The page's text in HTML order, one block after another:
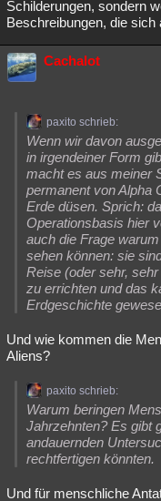
Schilderungen, sondern
Beschreibungen, die sich
Cachalot
paxito schrieb:
Wenn wir davon
in irgendeiner Form
macht es aus meiner
permanent von Alpha
Erde düsen. Sprich:
Operationsbasis hier
auch die Frage
sehen können: sie
Reise (oder sehr,
zu errichten und das
Erdgeschichte
Und wie kommen die
Aliens?
paxito schrieb:
Warum beringen
Jahrzehnten? Es gibt
andauernden
rechtfertigen könnten.
Und für menschliche